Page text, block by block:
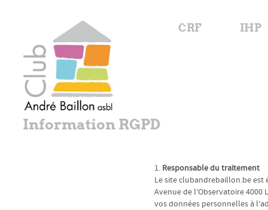
CRF IHP
Information RGPD
1. Responsable du traitement
Le site clubandrebaillon.be est
Avenue de l’Observatoire
vos données personnelles à